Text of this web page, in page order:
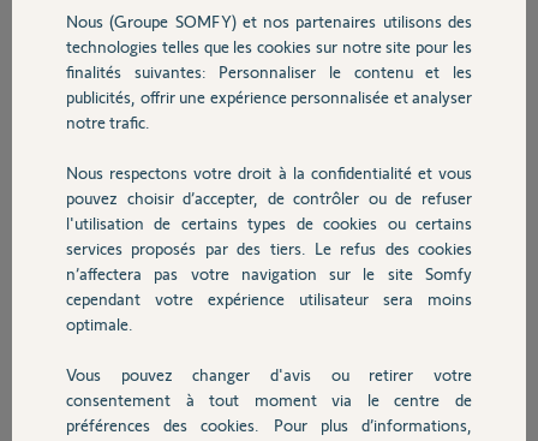
Sécurité
Domotique
Chauffage
Autres produits
Devis avec un pro
du forum, mais en vain.
Accès extérieur
impossible.
IP Full Stack demandée et obtenue
Les ports 80 et 440 sont ouverts
smartphone !! mais pas avec l'appli Somfy ??!!
Mon N° de série : 510853.
Une idée ??
Merci d'avance pour votre aide précieuse
Merci,
il y a environ 2 ans
Participer au fil de discussion
Nous (Groupe SOMFY) et nos partenaires utilisons des
technologies telles que les cookies sur notre site pour les
finalités suivantes: Personnaliser le contenu et les
publicités, offrir une expérience personnalisée et analyser
notre trafic.
Nous respectons votre droit à la confidentialité et vous
pouvez choisir d’accepter, de contrôler ou de refuser
l'utilisation de certains types de cookies ou certains
services proposés par des tiers. Le refus des cookies
n’affectera pas votre navigation sur le site Somfy
cependant votre expérience utilisateur sera moins
optimale.
Vous pouvez changer d'avis ou retirer votre
consentement à tout moment via le centre de
préférences des cookies. Pour plus d’informations,